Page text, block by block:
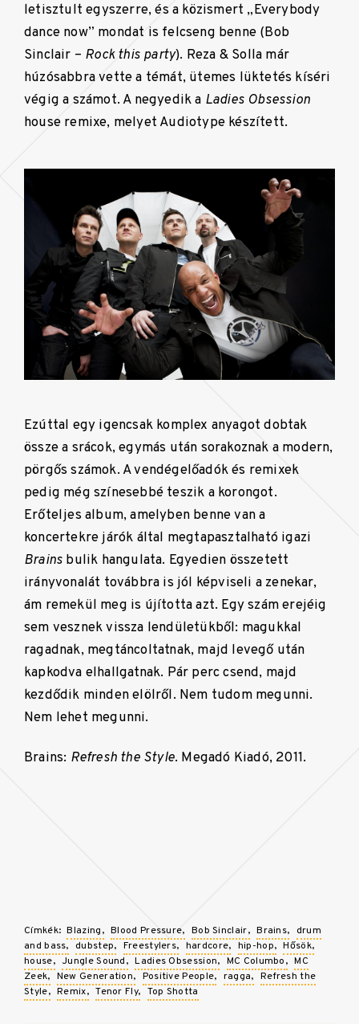
letisztult egyszerre, és a közismert „Everybody
dance now” mondat is felcseng benne (Bob
Sinclair – Rock this party). Reza & Solla már
húzósabbra vette a témát, ütemes lüktetés kíséri
végig a számot. A negyedik a Ladies Obsession
house remixe, melyet Audiotype készített.
Ezúttal egy igencsak komplex anyagot dobtak
össze a srácok, egymás után sorakoznak a modern,
pörgős számok. A vendégelőadók és remixek
pedig még színesebbé teszik a korongot.
Erőteljes album, amelyben benne van a
koncertekre járók által megtapasztalható igazi
Brains bulik hangulata. Egyedien összetett
irányvonalát továbbra is jól képviseli a zenekar,
ám remekül meg is újította azt. Egy szám erejéig
sem vesznek vissza lendületükből: magukkal
ragadnak, megtáncoltatnak, majd levegő után
kapkodva elhallgatnak. Pár perc csend, majd
kezdődik minden elölről. Nem tudom megunni.
Nem lehet megunni.
Brains: Refresh the Style. Megadó Kiadó, 2011.
Címkék: Blazing Blood Pressure Bob Sinclair Brains
drum
and bass
dubstep Freestylers hardcore hip-hop
Hősök
house
Jungle Sound Ladies Obsession MC Columbo
MC
Zeek
New Generation Positive People ragga
Refresh the
Style
Remix Tenor Fly Top Shotta